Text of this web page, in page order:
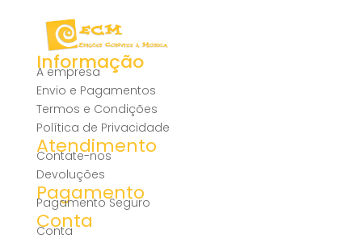
Informação
A empresa
Envio e Pagamentos
Termos e Condições
Política de Privacidade
Atendimento
Contate-nos
Devoluções
Pagamento
Pagamento Seguro
Conta
Conta